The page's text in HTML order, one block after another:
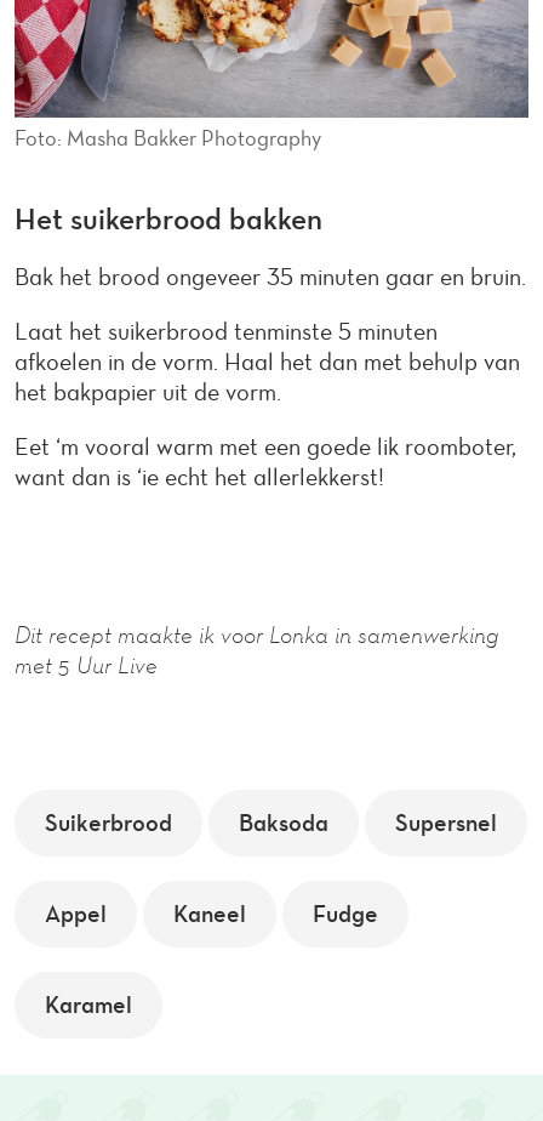
Foto: Masha Bakker Photography
Het suikerbrood bakken
Bak het brood ongeveer 35 minuten gaar en bruin.
Laat het suikerbrood tenminste 5 minuten
afkoelen in de vorm. Haal het dan met behulp van
het bakpapier uit de vorm.
Eet ‘m vooral warm met een goede lik roomboter,
want dan is ‘ie echt het allerlekkerst!
Dit recept maakte ik voor Lonka in samenwerking
met 5 Uur Live
Suikerbrood Baksoda Supersnel
Appel Kaneel Fudge
Karamel